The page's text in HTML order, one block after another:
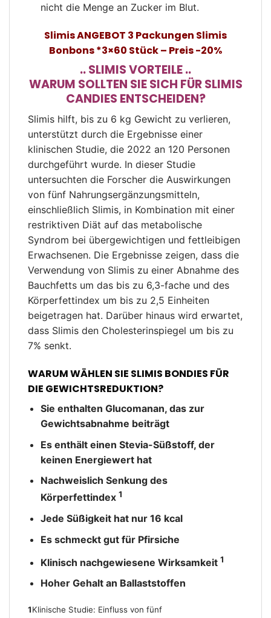
nicht die Menge an Zucker im Blut.
Slimis ANGEBOT 3 Packungen Slimis
Bonbons *3×60 Stück – Preis -20%
.. SLIMIS VORTEILE ..
WARUM SOLLTEN SIE SICH FÜR SLIMIS
CANDIES ENTSCHEIDEN?
Slimis hilft, bis zu 6 kg Gewicht zu verlieren,
unterstützt durch die Ergebnisse einer
klinischen Studie, die 2022 an 120 Personen
durchgeführt wurde. In dieser Studie
untersuchten die Forscher die Auswirkungen
von fünf Nahrungsergänzungsmitteln,
einschließlich Slimis, in Kombination mit einer
restriktiven Diät auf das metabolische
Syndrom bei übergewichtigen und fettleibigen
Erwachsenen. Die Ergebnisse zeigen, dass die
Verwendung von Slimis zu einer Abnahme des
Bauchfetts um das bis zu 6,3-fache und des
Körperfettindex um bis zu 2,5 Einheiten
beigetragen hat. Darüber hinaus wird erwartet,
dass Slimis den Cholesterinspiegel um bis zu
7% senkt.
WARUM WÄHLEN SIE SLIMIS BONDIES FÜR
DIE GEWICHTSREDUKTION?
Sie enthalten Glucomanan, das zur
Gewichtsabnahme beiträgt
Es enthält einen Stevia-Süßstoff, der
keinen Energiewert hat
Nachweislich Senkung des
Körperfettindex 1
Jede Süßigkeit hat nur 16 kcal
Es schmeckt gut für Pfirsiche
Klinisch nachgewiesene Wirksamkeit 1
Hoher Gehalt an Ballaststoffen
1Klinische Studie: Einfluss von fünf